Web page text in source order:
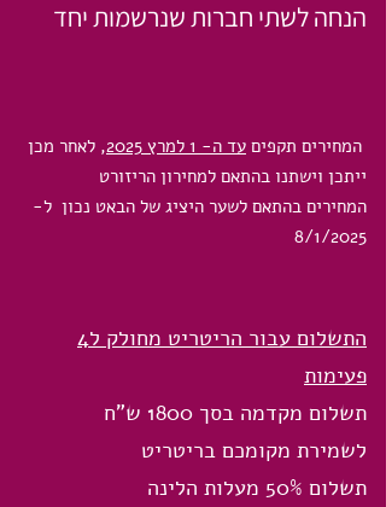
הנחה לשתי חברות שנרשמות יחד
המחירים תקפים עד ה- 1 למרץ 2025
, לאחר מכן
ייתכן וישתנו בהתאם למחירון הריזורט
המחירים בהתאם לשער היציג של הבאט נכון ל-
8/1/2025
התשלום עבור הריטריט מחולק ל4
פעימות
תשלום מקדמה בסך 1800 ש"ח
לשמירת מקומכם בריטריט
תשלום 50% מעלות הלינה